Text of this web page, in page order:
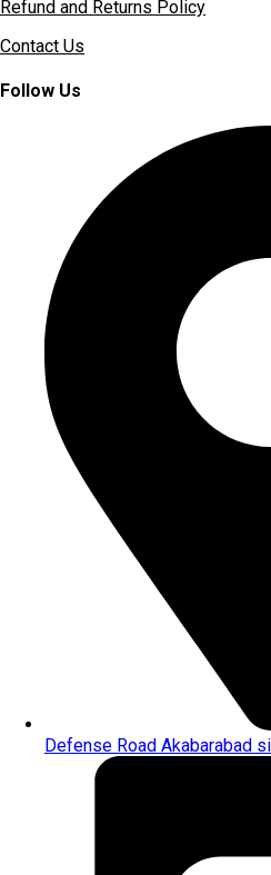
Refund and Returns Policy
Contact Us
Follow Us
Defense Road Akabarabad